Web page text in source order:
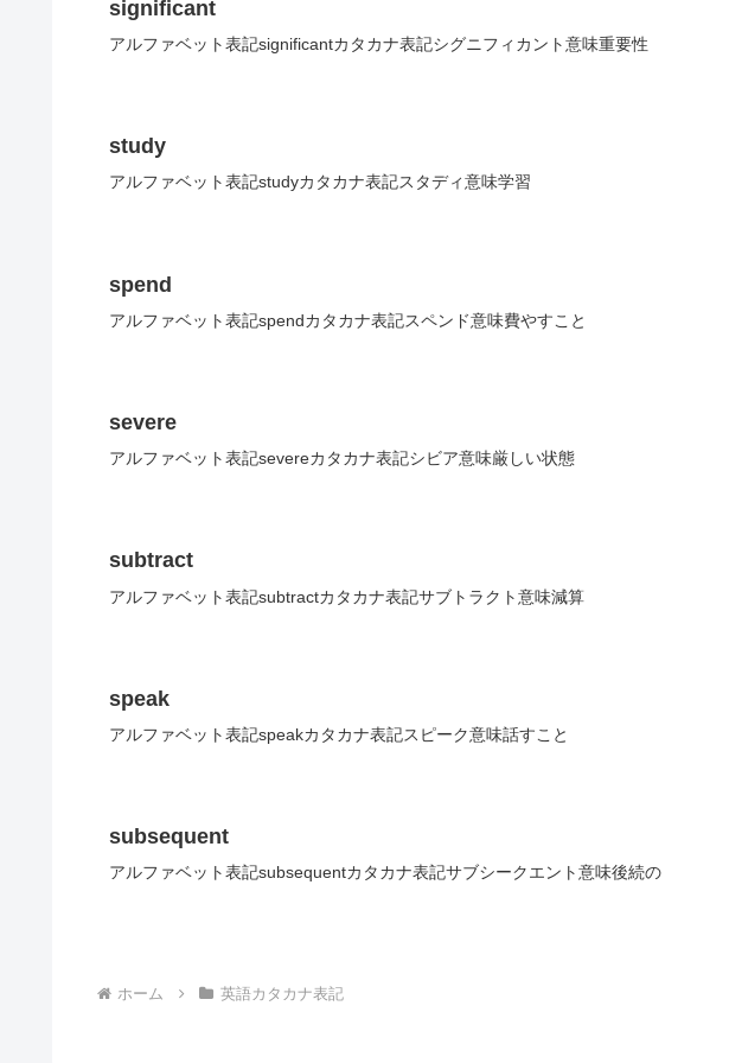
significant
アルファベット表記significantカタカナ表記シグニフィカント意味重要性
study
アルファベット表記studyカタカナ表記スタディ意味学習
spend
アルファベット表記spendカタカナ表記スペンド意味費やすこと
severe
アルファベット表記severeカタカナ表記シビア意味厳しい状態
subtract
アルファベット表記subtractカタカナ表記サブトラクト意味減算
speak
アルファベット表記speakカタカナ表記スピーク意味話すこと
subsequent
アルファベット表記subsequentカタカナ表記サブシークエント意味後続の
ホーム 英語カタカナ表記